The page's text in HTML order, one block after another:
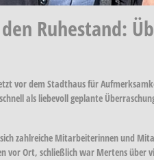
Ruhestand:
vor dem Stadthaus für
als liebevoll geplante
zahlreiche Mitarbeiterinnen und
vor Ort, schließlich war Mertens über